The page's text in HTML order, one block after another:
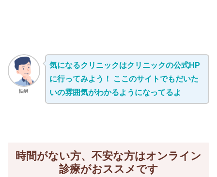
悩男
気になるクリニックはクリニックの公式HP
に行ってみよう！ ここのサイトでもだいた
いの雰囲気がわかるようになってるよ
時間がない方、不安な方はオンライン
診療がおススメです